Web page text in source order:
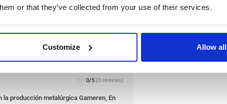
or that they’ve collected from your use of their services.
Customize Allow all
de metales no ferrosos a partir de
innovadoras, se recuperan
con un alto nivel de pureza.
star_border 0/5 (0 reviews)
la producción metalúrgica Gameren, En